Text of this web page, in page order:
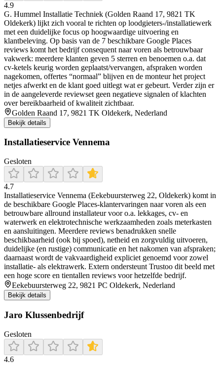
4.9
G. Hummel Installatie Techniek (Golden Raand 17, 9821 TK
Oldekerk) lijkt zich vooral te richten op loodgieters-/installatiewerk
met een duidelijke focus op hoogwaardige uitvoering en
klantbeleving. Op basis van de 7 beschikbare Google Places
reviews komt het bedrijf consequent naar voren als betrouwbaar
vakwerk: meerdere klanten geven 5 sterren en benoemen o.a. dat
cv-ketels keurig worden geplaatst/vervangen, afspraken worden
nagekomen, offertes “normaal” blijven en de monteur het project
netjes afwerkt en de klant goed uitlegt wat er gebeurt. Verder zijn er
in de aangeleverde reviewset geen negatieve signalen of klachten
over bereikbaarheid of kwaliteit zichtbaar.
Golden Raand 17, 9821 TK Oldekerk, Nederland
Bekijk details
Installatieservice Vennema
Gesloten
4.7
Installatieservice Vennema (Eekebuursterweg 22, Oldekerk) komt in
de beschikbare Google Places-klantervaringen naar voren als een
betrouwbare allround installateur voor o.a. lekkages, cv- en
waterwerk en elektrotechnische werkzaamheden zoals meterkasten
en aansluitingen. Meerdere reviews benadrukken snelle
beschikbaarheid (ook bij spoed), netheid en zorgvuldig uitvoeren,
duidelijke (en rustige) communicatie en het nakomen van afspraken;
daarnaast wordt de vakvaardigheid expliciet genoemd voor zowel
installatie- als elektrawerk. Extern ondersteunt Trustoo dit beeld met
een hoge score en tientallen reviews voor hetzelfde bedrijf.
Eekebuursterweg 22, 9821 PC Oldekerk, Nederland
Bekijk details
Jaro Klussenbedrijf
Gesloten
4.6